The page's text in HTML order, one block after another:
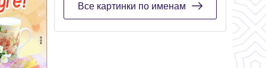
Все картинки по именам